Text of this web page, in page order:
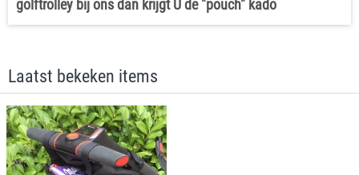
golftrolley bij ons dan krijgt U de "pouch" kado
Laatst bekeken items